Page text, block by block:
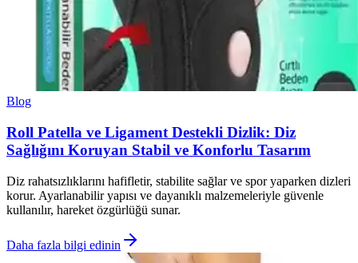
Blog
Roll Patella ve Ligament Destekli Dizlik: Diz
Sağlığını Koruyan Stabil ve Konforlu Tasarım
Diz rahatsızlıklarını hafifletir, stabilite sağlar ve spor yaparken dizleri
korur. Ayarlanabilir yapısı ve dayanıklı malzemeleriyle güvenle
kullanılır, hareket özgürlüğü sunar.
Daha fazla bilgi edinin